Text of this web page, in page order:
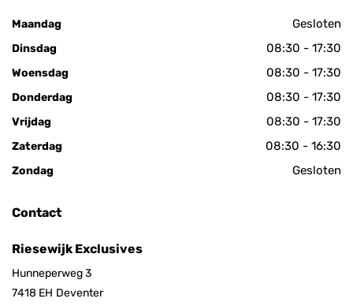
Maandag Gesloten
Dinsdag 08:30 - 17:30
Woensdag 08:30 - 17:30
Donderdag 08:30 - 17:30
Vrijdag 08:30 - 17:30
Zaterdag 08:30 - 16:30
Zondag Gesloten
Contact
Riesewijk Exclusives
Hunneperweg 3
7418 EH Deventer